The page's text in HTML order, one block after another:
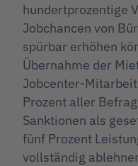
hundertprozentige
Jobchancen von
spürbar erhöhen
Übernahme der
Jobcenter-
Prozent aller
Sanktionen als
fünf Prozent
vollständig